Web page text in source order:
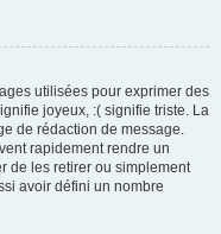
utilisées pour exprimer des
joyeux, :( signifie triste. La
de rédaction de message.
rapidement rendre un
de les retirer ou simplement
avoir défini un nombre